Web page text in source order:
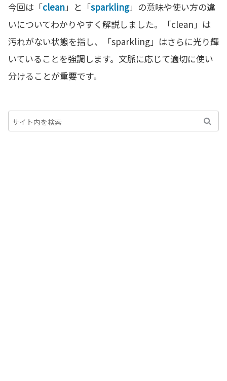
今回は「clean」と「sparkling」の意味や使い方の違
いについてわかりやすく解説しました。「clean」は
汚れがない状態を指し、「sparkling」はさらに光り輝
いていることを強調します。文脈に応じて適切に使い
分けることが重要です。